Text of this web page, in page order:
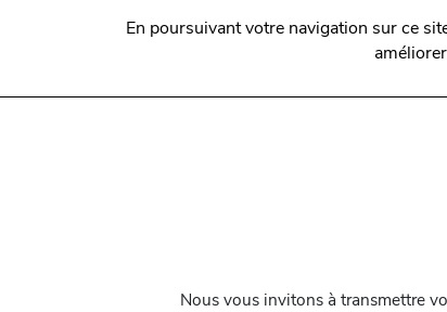
En poursuivant votre navigation sur ce
Nous vous invitons à transmettre